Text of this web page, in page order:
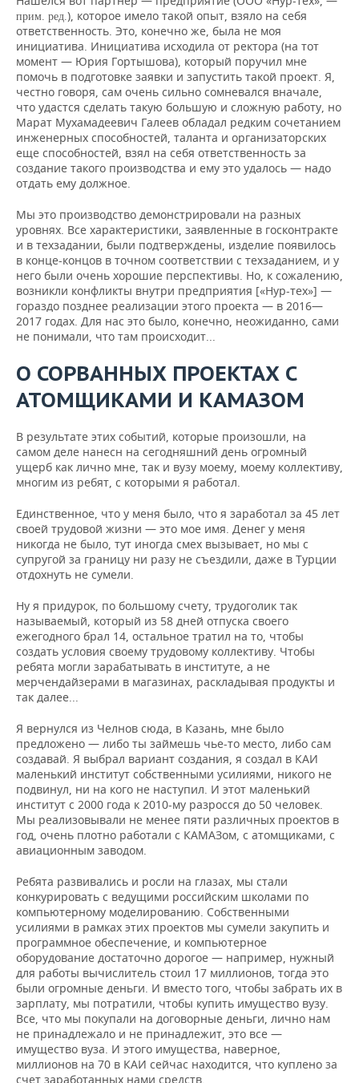
прим. ред.), которое имело такой опыт, взяло на себя
ответственность. Это, конечно же, была не моя
инициатива. Инициатива исходила от ректора (на тот
момент — Юрия Гортышова), который поручил мне
помочь в подготовке заявки и запустить такой проект. Я,
честно говоря, сам очень сильно сомневался вначале,
что удастся сделать такую большую и сложную работу, но
Марат Мухамадеевич Галеев обладал редким сочетанием
инженерных способностей, таланта и организаторских
еще способностей, взял на себя ответственность за
создание такого производства и ему это удалось — надо
отдать ему должное.
Мы это производство демонстрировали на разных
уровнях. Все характеристики, заявленные в госконтракте
и в техзадании, были подтверждены, изделие появилось
в конце-концов в точном соответствии с техзаданием, и у
него были очень хорошие перспективы. Но, к сожалению,
возникли конфликты внутри предприятия [«Нур-тех»] —
гораздо позднее реализации этого проекта — в 2016—
2017 годах. Для нас это было, конечно, неожиданно, сами
не понимали, что там происходит...
О СОРВАННЫХ ПРОЕКТАХ С
АТОМЩИКАМИ И КАМАЗОМ
В результате этих событий, которые произошли, на
самом деле нанесн на сегодняшний день огромный
ущерб как лично мне, так и вузу моему, моему коллективу,
многим из ребят, с которыми я работал.
Единственное, что у меня было, что я заработал за 45 лет
своей трудовой жизни — это мое имя. Денег у меня
никогда не было, тут иногда смех вызывает, но мы с
супругой за границу ни разу не съездили, даже в Турции
отдохнуть не сумели.
Ну я придурок, по большому счету, трудоголик так
называемый, который из 58 дней отпуска своего
ежегодного брал 14, остальное тратил на то, чтобы
создать условия своему трудовому коллективу. Чтобы
ребята могли зарабатывать в институте, а не
мерчендайзерами в магазинах, раскладывая продукты и
так далее...
Я вернулся из Челнов сюда, в Казань, мне было
предложено — либо ты займешь чье-то место, либо сам
создавай. Я выбрал вариант создания, я создал в КАИ
маленький институт собственными усилиями, никого не
подвинул, ни на кого не наступил. И этот маленький
институт с 2000 года к 2010-му разросся до 50 человек.
Мы реализовывали не менее пяти различных проектов в
год, очень плотно работали с КАМАЗом, с атомщиками, с
авиационным заводом.
Ребята развивались и росли на глазах, мы стали
конкурировать с ведущими российским школами по
компьютерному моделированию. Собственными
усилиями в рамках этих проектов мы сумели закупить и
программное обеспечение, и компьютерное
оборудование достаточно дорогое — например, нужный
для работы вычислитель стоил 17 миллионов, тогда это
были огромные деньги. И вместо того, чтобы забрать их в
зарплату, мы потратили, чтобы купить имущество вузу.
Все, что мы покупали на договорные деньги, лично нам
не принадлежало и не принадлежит, это все —
имущество вуза. И этого имущества, наверное,
миллионов на 70 в КАИ сейчас находится, что куплено за
счет заработанных нами средств.